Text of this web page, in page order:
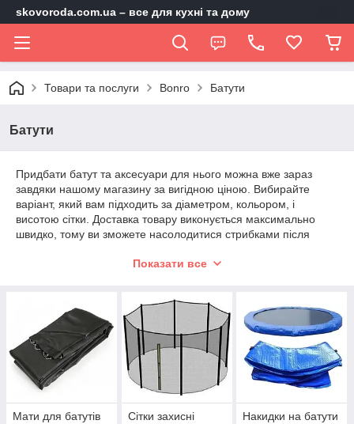
skovoroda.com.ua – все для кухні та дому
Товари та послуги Bonro Батути
Батути
Придбати батут та аксесуари для нього можна вже зараз
завдяки нашому магазину за вигідною ціною. Вибирайте
варіант, який вам підходить за діаметром, кольором, і
висотою сітки. Доставка товару виконується максимально
швидко, тому ви зможете насолодитися стрибками після
Показати все
Мати для батутів Сітки захисні Накидки на батути